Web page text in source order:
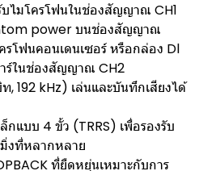
บไมโครโฟนในช่องสัญญาณ CH1
power บนช่องสัญญาณ
รโฟนคอนเดนเซอร์ หรือกล่อง Dl
ร์ในช่องสัญญาณ CH2
, 192 kHz) เล่นและบันทึกเสียงได้
แบบ 4 ขั้ว (TRRS) เพื่อรองรับ
งที่หลากหลาย
ที่ยืดหยุ่นเหมาะกับการ